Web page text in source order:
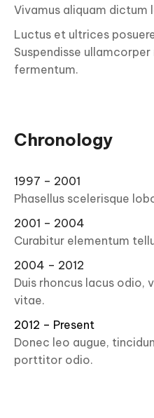
Vivamus aliquam dictum
Luctus et ultrices
Suspendisse
fermentum.
Chronology
1997 – 2001
Phasellus scelerisque
2001 – 2004
Curabitur elementum
2004 – 2012
Duis rhoncus lacus odio,
vitae.
2012 – Present
Donec leo augue,
porttitor odio.